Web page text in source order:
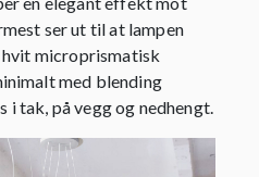
ser ut til at lampen
hvit microprismatisk
med blending
i tak, på vegg og nedhengt.